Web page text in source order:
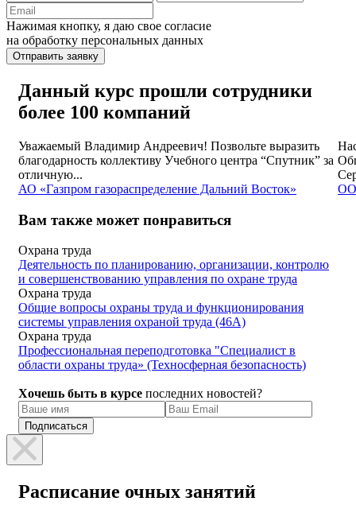
Нажимая кнопку, я даю свое согласие
на обработку персональных данных
Отправить заявку
Данный курс прошли сотрудники
более 100 компаний
Уважаемый Владимир Андреевич! Позвольте выразить
благодарность коллективу Учебного центра “Спутник” за
отличную...
АО «Газпром газораспределение Дальний Восток»
Вам также может понравиться
Охрана труда
Деятельность по планированию, организации, контролю
и совершенствованию управления по охране труда
Охрана труда
Общие вопросы охраны труда и функционирования
системы управления охраной труда (46А)
Охрана труда
Профессиональная переподготовка "Специалист в
области охраны труда» (Техносферная безопасность)
Хочешь быть в курсе последних новостей?
Расписание очных занятий